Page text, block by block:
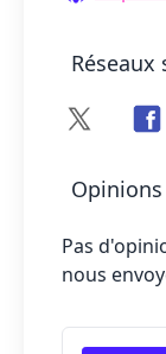
Réseaux
Opinions
Pas
nous